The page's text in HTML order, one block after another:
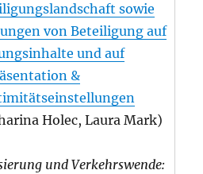
sowie
von Beteiligung auf
und auf
&
Holec, Laura Mark)
und Verkehrswende: